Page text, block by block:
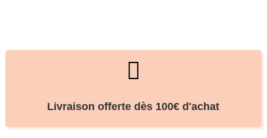

Livraison offerte dès 100€ d'achat